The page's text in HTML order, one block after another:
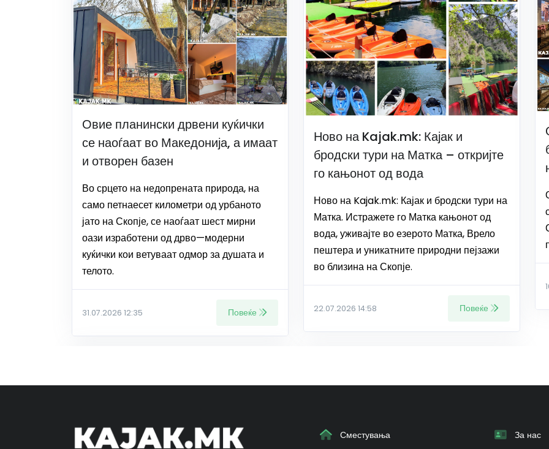
Овие планински дрвени куќички
се наоѓаат во Македонија, а имаат
и отворен базен
Во срцето на недопрената природа, на
само петнаесет километри од урбаното
јато на Скопје, се наоѓаат шест мирни
оази изработени од дрво—модерни
куќички кои ветуваат одмор за душата и
телото.
31.07.2026 12:35 Повеќе
Ново на Kajak.mk: Кајак и
бродски тури на Матка – откријте
го кањонот од вода
Ново на Kajak.mk: Кајак и бродски тури на
Матка. Истражете го Матка кањонот од
вода, уживајте во езерото Матка, Врело
пештера и уникатните природни пејзажи
во близина на Скопје.
22.07.2026 14:58 Повеќе
Сместувања За нас